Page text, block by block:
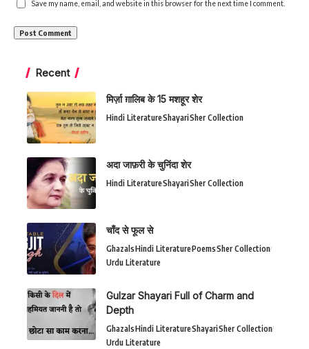
Save my name, email, and website in this browser for the next time I comment.
Recent
मिर्ज़ा ग़ालिब के 15 मशहूर शेर
Hindi LiteratureShayariSher Collection
अदा जाफ़री के चुनिंदा शेर
Hindi LiteratureShayariSher Collection
चाँद से फूल से
GhazalsHindi LiteraturePoemsSher Collection
Urdu Literature
Gulzar Shayari Full of Charm and
Depth
GhazalsHindi LiteratureShayariSher Collection
Urdu Literature